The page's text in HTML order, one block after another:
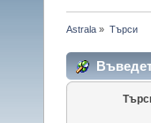
Astrala » Търси